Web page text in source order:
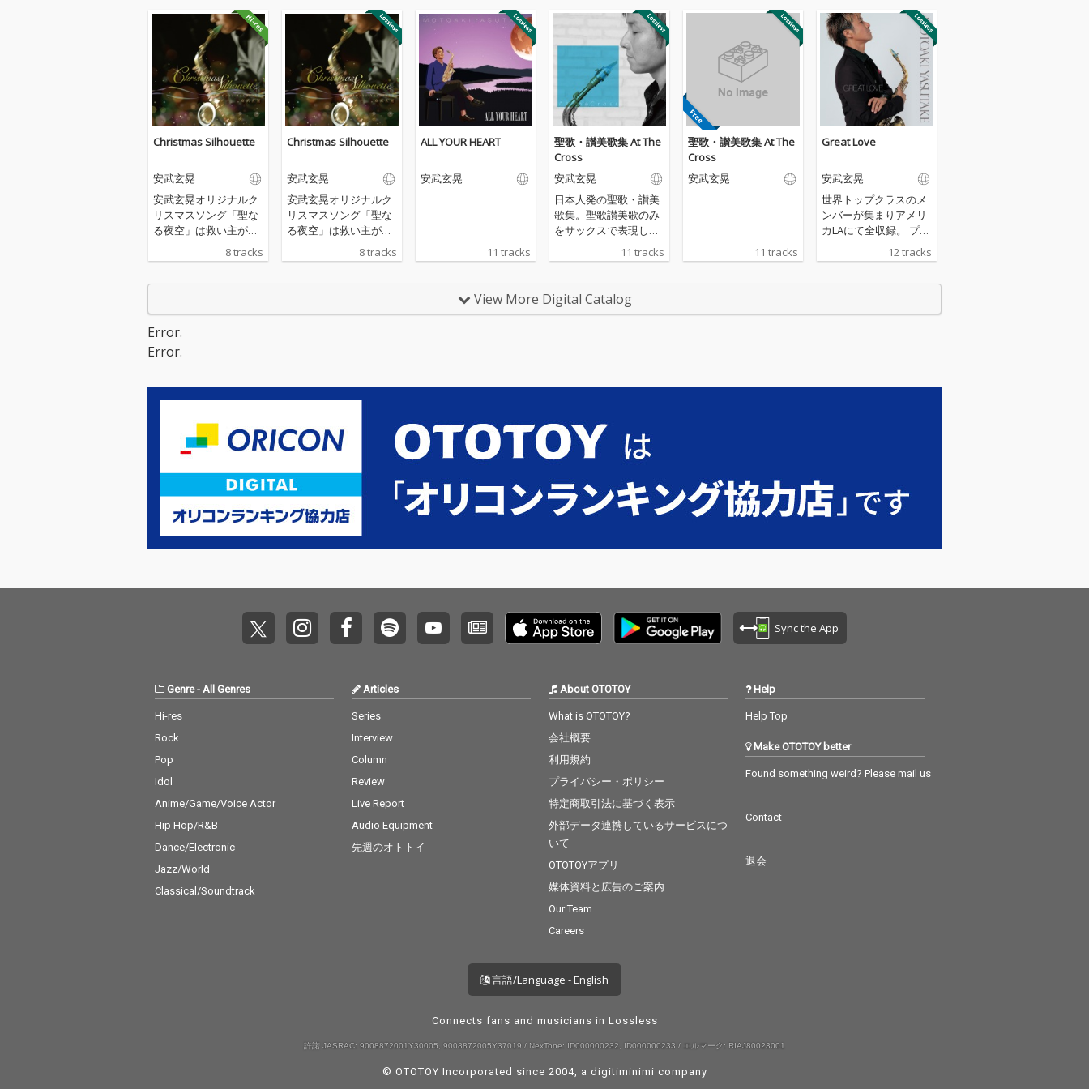
Christmas Silhouette
安武玄晃
安武玄晃オリジナルク
リスマスソング「聖な
る夜空」は救い主が誕
生する直前の静けさか
ら誕生した後の煌やか
ニングはSilent Night
（きよしこの夜）で始
サックスが奏でるクリ
バム。どなたでもいつ
も身近にあるクリスマ
たら幸いです。この季
節と共にみなさんにと
って毎日が救いの日で
ありますように。
8 tracks
Christmas Silhouette
安武玄晃
安武玄晃オリジナルク
リスマスソング「聖な
る夜空」は救い主が誕
生する直前の静けさか
ら誕生した後の煌やか
サックスが奏でるクリ
バム。どなたでもいつ
も身近にあるクリスマ
たら幸いです。この季
節と共にみなさんにと
って毎日が救いの日で
ありますように。
8 tracks
ALL YOUR HEART
安武玄晃
11 tracks
聖歌・讃美歌集 At The
Cross
安武玄晃
日本人発の聖歌・讃美
歌集。聖歌讃美歌のみ
をサックスで表現し収
録した日本初のアルバ
ム作品。三浦大知やEXI
の音楽シーンの最前線
で活躍する上條頌(G)、
ーとしても有名な和田
昌哉(Vo)など、友情参
加している。サウンド
と石橋謙悟を起用。そ
の他、ゴスペル界第一
て今までになかった、
作品。【Guest 参加ミ
ュージシャン】Sho Ka
mijo(G)上條頌,Isamu Ni
Masaya Wada(Vo&Ch
nabe(Vo&Cho)渡邊裕
哉,Soichiro Oura(Vo&C
ho)大浦宗一郎,Ayumi H
iraishi(Vo&Cho)平石あ
ゆみ,Tsuguru Nakaya
ma(Vo)中山告,Shoko P
Kondo(Cho)近藤あや
め,Osamu Fukuzawa
(Key)福澤修,Kengo Ishi
nd Produced by／Osa
mu Fukuzawa (Key)Ke
Produced by／Motoak
11 tracks
聖歌・讃美歌集 At The
Cross
安武玄晃
11 tracks
Great Love
安武玄晃
世界トップクラスのメ
ンバーが集まりアメリ
カLAにて全収録。 プロ
デューサーにはベーシ
ストであり、著名サッ
12 tracks
View More Digital Catalog
Error.
Error.
Sync the App
Genre- All Genres
Hi-res
Rock
Pop
Idol
Anime/Game/Voice Actor
Hip Hop/R&B
Dance/Electronic
Jazz/World
Classical/Soundtrack
Articles
Series
Interview
Column
Review
Live Report
Audio Equipment
先週のオトトイ
About OTOTOY
What is OTOTOY?
会社概要
利用規約
プライバシー・ポリシー
特定商取引法に基づく表示
外部データ連携しているサービスにつ
いて
OTOTOYアプリ
媒体資料と広告のご案内
Our Team
Careers
Help
Help Top
Make OTOTOY better
Found something weird? Please mail us
Contact
退会
言語/Language - English
Connects fans and musicians in Lossless
許諾 JASRAC: 9008872001Y30005, 9008872005Y37019 / NexTone: ID000000232, ID000000233 / エルマーク: RIAJ80023001
© OTOTOY Incorporated since 2004, a digitiminimi company